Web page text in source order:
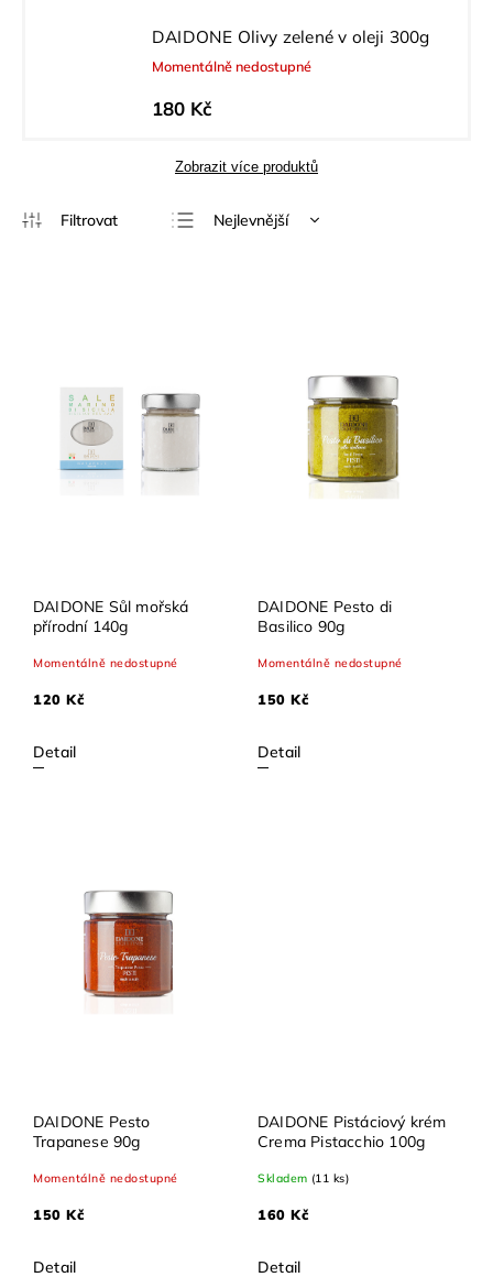
DAIDONE Olivy zelené v oleji 300g
Momentálně nedostupné
180 Kč
Zobrazit více produktů
Nejlevnější
DAIDONE Sůl mořská
přírodní 140g
Momentálně nedostupné
120 Kč
Detail
DAIDONE Pesto di
Basilico 90g
Momentálně nedostupné
150 Kč
Detail
DAIDONE Pesto
Trapanese 90g
Momentálně nedostupné
150 Kč
Detail
DAIDONE Pistáciový krém
Crema Pistacchio 100g
Skladem (11 ks)
160 Kč
Detail